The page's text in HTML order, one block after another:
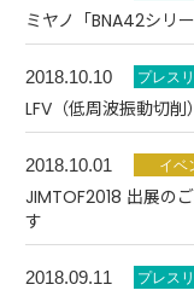
ミヤノ「BNA42シリ
2018.10.10
LFV（低周波振動切
2018.10.01
JIMTOF2018 出展の
す
2018.09.11